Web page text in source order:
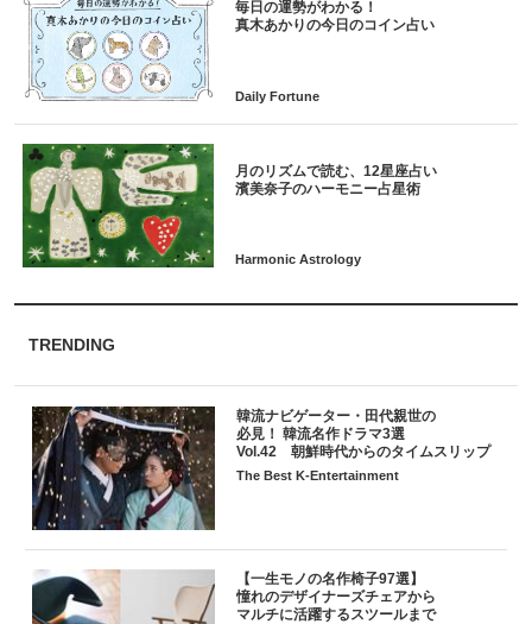
毎日の運勢がわかる！
月のリズムで読む、12星座占い
TRENDING
韓流ナビゲーター・田代親世の
必見！ 韓流名作ドラマ3選
Vol.42 朝鮮時代からのタイムスリップ
The Best K-Entertainment
【一生モノの名作椅子97選】
憧れのデザイナーズチェアから
マルチに活躍するスツールまで